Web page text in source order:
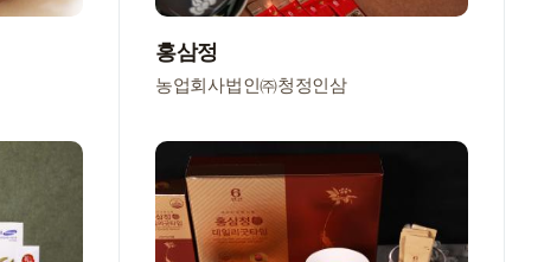
홍삼정
농업회사법인㈜청정인삼